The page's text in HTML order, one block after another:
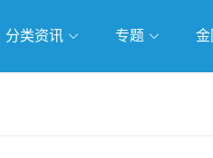
分类资讯 专题 金